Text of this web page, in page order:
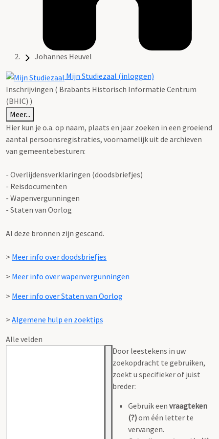
Johannes Heuvel
Mijn Studiezaal (inloggen)
Inschrijvingen ( Brabants Historisch Informatie Centrum
(BHIC) )
Meer...
Hier kun je o.a. op naam, plaats en jaar zoeken in een groeiend
aantal persoonsregistraties, voornamelijk uit de archieven
van gemeentebesturen:
- Overlijdensverklaringen (doodsbriefjes)
- Reisdocumenten
- Wapenvergunningen
- Staten van Oorlog
Al deze bronnen zijn gescand.
> Meer info over doodsbriefjes
> Meer info over wapenvergunningen
> Meer info over Staten van Oorlog
> Algemene hulp en zoektips
Alle velden
Door leestekens in uw
zoekopdracht te gebruiken,
zoekt u specifieker of juist
breder:
Gebruik een vraagteken
(?)om één letter te
vervangen.